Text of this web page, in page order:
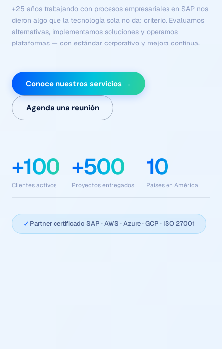
negocio, ejecutan tareas complejas y se optimizan
continuamente — sin depender de intervención humana en
cada paso.
Conoce nuestros servicios →
Agenda una reunión
+100
Clientes activos
+500
Proyectos entregados
10
Países en América
✓ Partner certificado SAP · AWS · Azure · GCP · ISO 27001